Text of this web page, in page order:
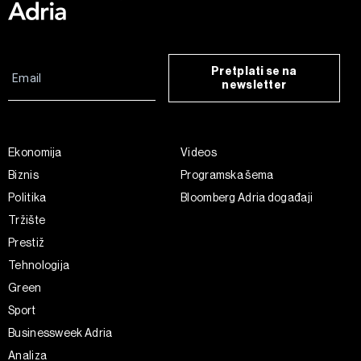
Pretplati se na
newsletter
Ekonomija
Biznis
Politika
Tržište
Prestiž
Tehnologija
Green
Sport
Businessweek Adria
Analiza
Videos
Programska šema
Bloomberg Adria događaji